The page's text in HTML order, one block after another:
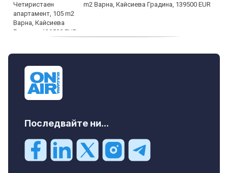
m2 Варна, Кайсиева Градина, 139500 EUR
Последвайте ни...